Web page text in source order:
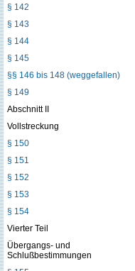
§ 142
§ 143
§ 144
§ 145
§§ 146 bis 148 (weggefallen)
§ 149
Abschnitt II
Vollstreckung
§ 150
§ 151
§ 152
§ 153
§ 154
Vierter Teil
Übergangs- und
Schlußbestimmungen